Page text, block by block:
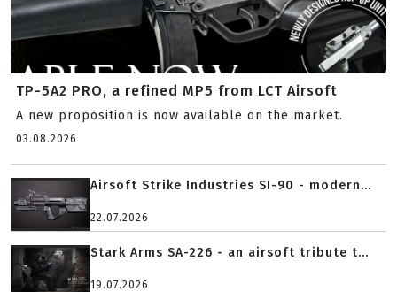
TP-5A2 PRO, a refined MP5 from LCT Airsoft
A new proposition is now available on the market.
03.08.2026
Airsoft Strike Industries SI-90 - modern...
22.07.2026
Stark Arms SA-226 - an airsoft tribute t...
19.07.2026